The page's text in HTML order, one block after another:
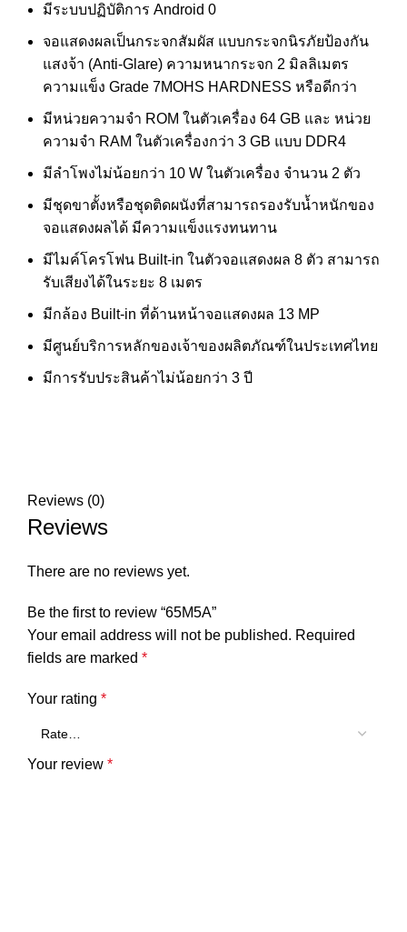
มีระบบปฏิบัติการ Android 0
จอแสดงผลเป็นกระจกสัมผัส แบบกระจกนิรภัยป้องกัน
แสงจ้า (Anti-Glare) ความหนากระจก 2 มิลลิเมตร
ความแข็ง Grade 7MOHS HARDNESS หรือดีกว่า
มีหน่วยความจำ ROM ในตัวเครื่อง 64 GB และ หน่วย
ความจำ RAM ในตัวเครื่องกว่า 3 GB แบบ DDR4
มีลำโพงไม่น้อยกว่า 10 W ในตัวเครื่อง จำนวน 2 ตัว
มีชุดขาตั้งหรือชุดติดผนังที่สามารถรองรับน้ำหนักของ
จอแสดงผลได้ มีความแข็งแรงทนทาน
มีไมค์โครโฟน Built-in ในตัวจอแสดงผล 8 ตัว สามารถ
รับเสียงได้ในระยะ 8 เมตร
มีกล้อง Built-in ที่ด้านหน้าจอแสดงผล 13 MP
มีศูนย์บริการหลักของเจ้าของผลิตภัณฑ์ในประเทศไทย
มีการรับประสินค้าไม่น้อยกว่า 3 ปี
Reviews (0)
Reviews
There are no reviews yet.
Be the first to review “65M5A”
Your email address will not be published. Required
fields are marked *
Your rating *
Your review *